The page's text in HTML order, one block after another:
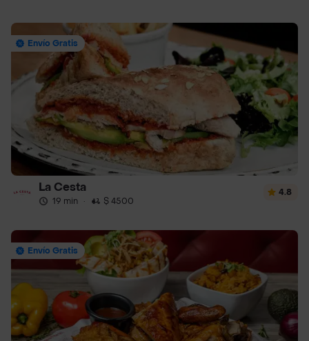
Envío Gratis
La Cesta
19 min · $ 4500
4.8
Envío Gratis